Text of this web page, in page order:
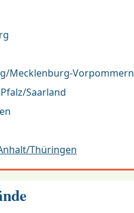
Mecklenburg-Vorpommern
Saarland
Thüringen